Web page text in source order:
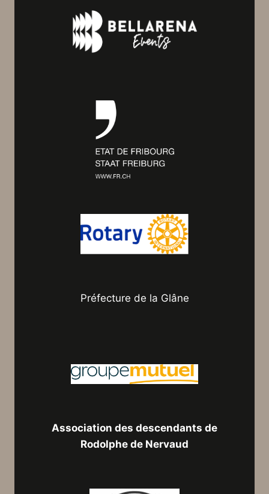
Préfecture de la Glâne
Association des descendants de
Rodolphe de Nervaud